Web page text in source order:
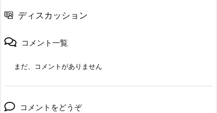
ディスカッション
コメント一覧
まだ、コメントがありません
コメントをどうぞ